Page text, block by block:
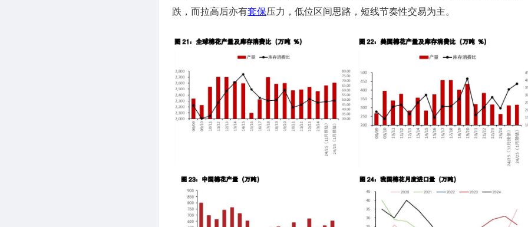
跌，而拉高后亦有套保压力，低位区间思路，短线节奏性交易为主。